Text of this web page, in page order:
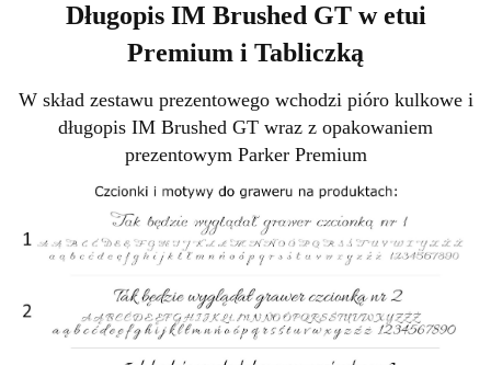
Długopis IM Brushed GT w etui
Premium i Tabliczką
W skład zestawu prezentowego wchodzi pióro kulkowe i
długopis IM Brushed GT wraz z opakowaniem
prezentowym Parker Premium